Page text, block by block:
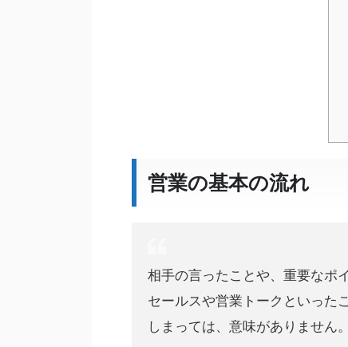
営業の基本の流れ
相手の言ったことや、重要なポ
セールスや営業トークといった
しまっては、意味がありません。